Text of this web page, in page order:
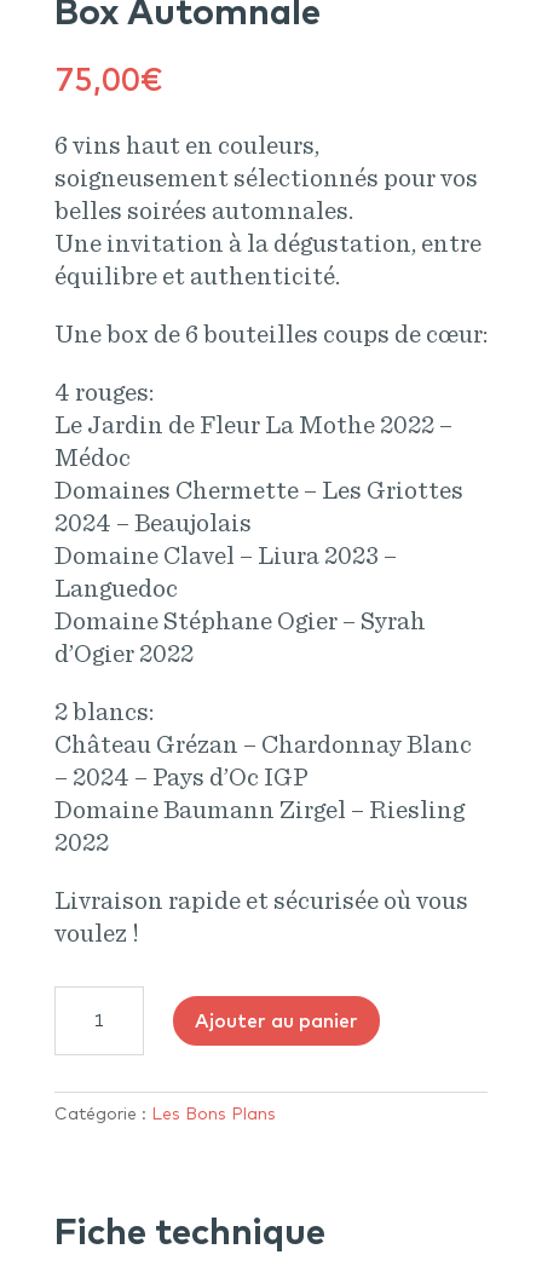
Box Automnale
75,00€
6 vins haut en couleurs,
soigneusement sélectionnés pour vos
belles soirées automnales.
Une invitation à la dégustation, entre
équilibre et authenticité.
Une box de 6 bouteilles coups de cœur:
4 rouges:
Le Jardin de Fleur La Mothe 2022 –
Médoc
Domaines Chermette – Les Griottes
2024 – Beaujolais
Domaine Clavel – Liura 2023 –
Languedoc
Domaine Stéphane Ogier – Syrah
d’Ogier 2022
2 blancs:
Château Grézan – Chardonnay Blanc
– 2024 – Pays d’Oc IGP
Domaine Baumann Zirgel – Riesling
2022
Livraison rapide et sécurisée où vous
voulez !
Box
Ajouter au panier
Catégorie : Les Bons Plans
Fiche technique